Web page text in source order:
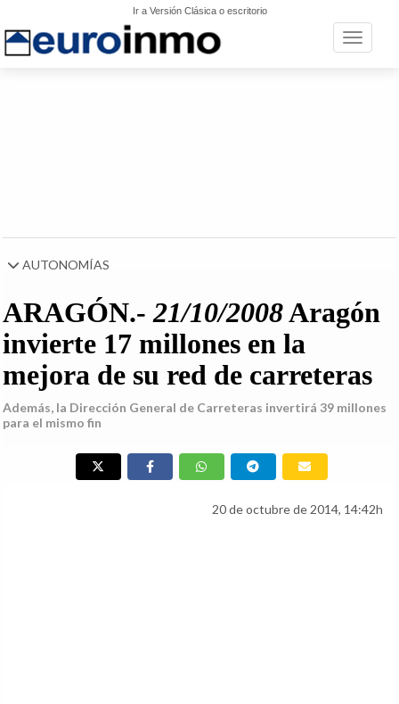
Ir a Versión Clásica o escritorio
Toggle
AUTONOMÍAS
ARAGÓN.- 21/10/2008Aragón
invierte 17 millones en la
mejora de su red de carreteras
Además, la Dirección General de Carreteras invertirá 39 millones
para el mismo fin
20 de octubre de 2014, 14:42h